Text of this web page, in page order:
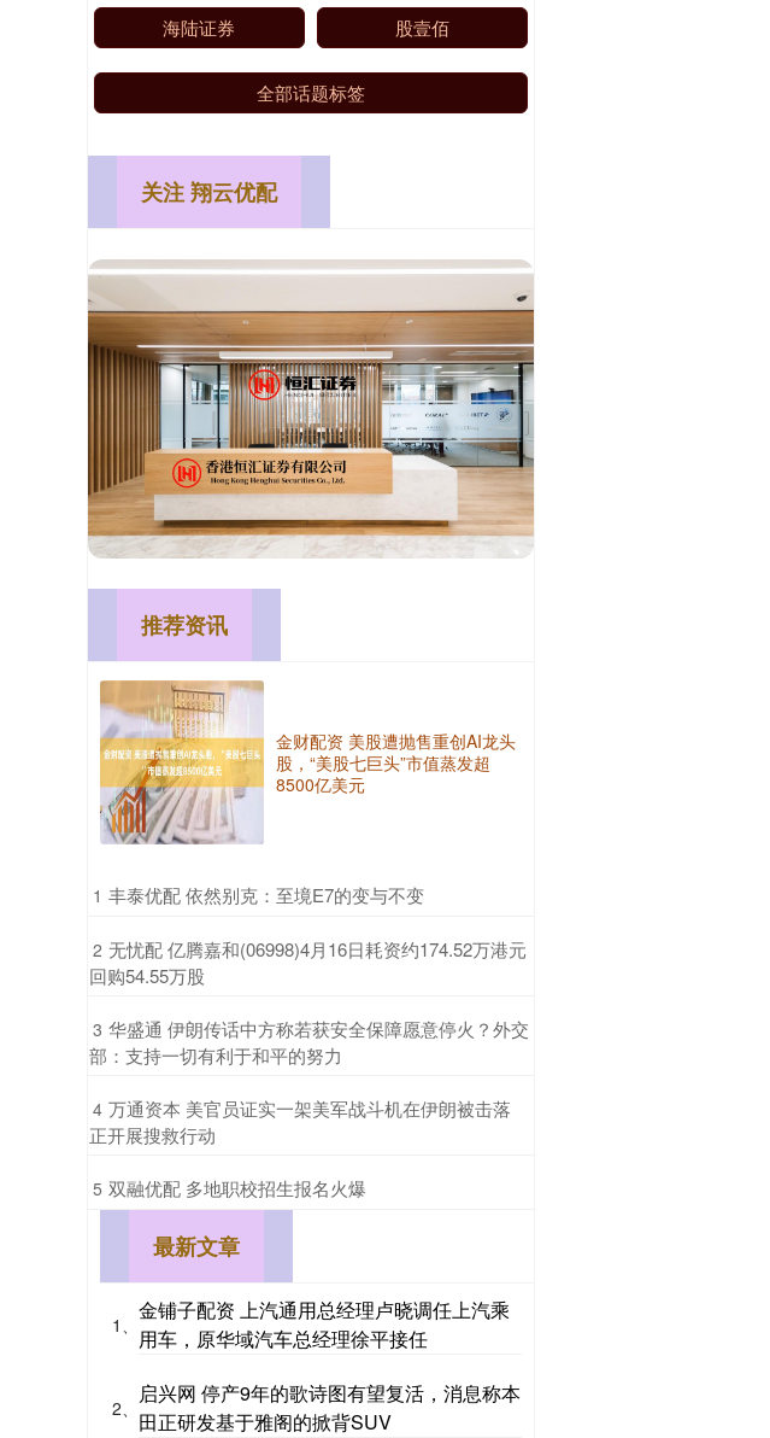
海陆证券 股壹佰
全部话题标签
关注 翔云优配
推荐资讯
金财配资 美股遭抛售重创AI龙头
股，“美股七巨头”市值蒸发超
8500亿美元
1 ​丰泰优配 依然别克：至境E7的变与不变
2 ​无忧配 亿腾嘉和(06998)4月16日耗资约174.52万港元
回购54.55万股
3 ​华盛通 伊朗传话中方称若获安全保障愿意停火？外交
部：支持一切有利于和平的努力
4 ​万通资本 美官员证实一架美军战斗机在伊朗被击落
正开展搜救行动
5 ​双融优配 多地职校招生报名火爆
最新文章
1、
金铺子配资 上汽通用总经理卢晓调任上汽乘
用车，原华域汽车总经理徐平接任
2、
启兴网 停产9年的歌诗图有望复活，消息称本
田正研发基于雅阁的掀背SUV